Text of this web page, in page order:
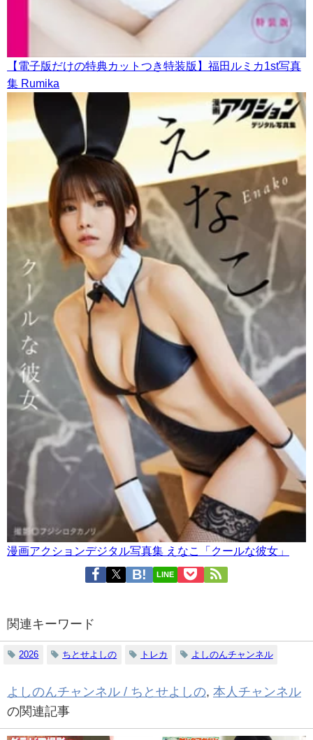
【電子版だけの特典カットつき特装版】福田ルミカ1st写真
集 Rumika
漫画アクションデジタル写真集 えなこ「クールな彼女」
LINE
関連キーワード
2026 ちとせよしの トレカ よしのんチャンネル
よしのんチャンネル / ちとせよしの, 本人チャンネル
の関連記事